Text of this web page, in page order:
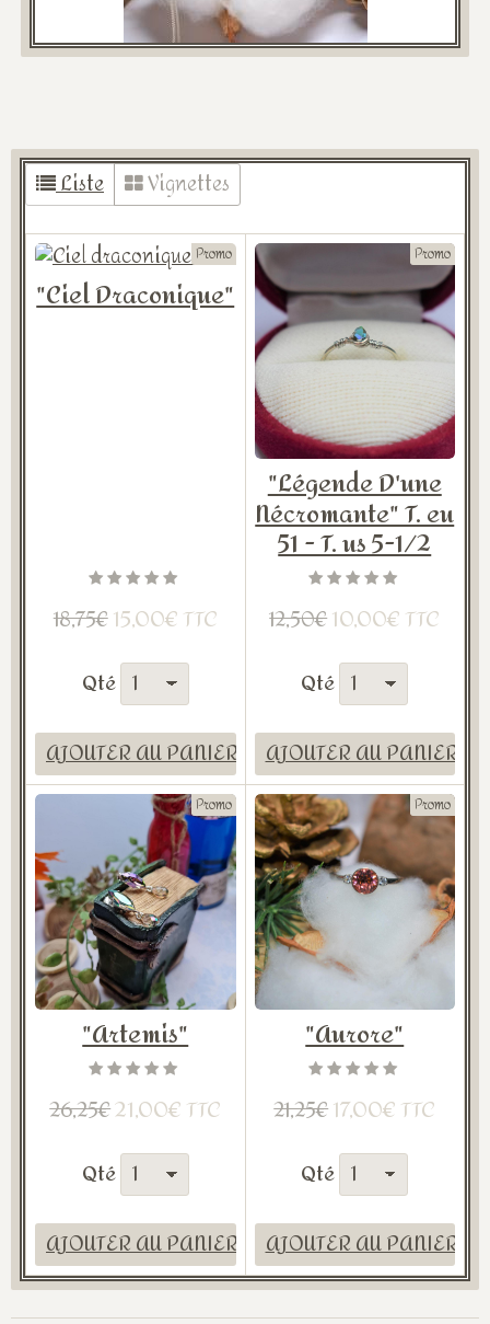
Liste Vignettes
Promo
"Ciel Draconique"
18,75€15,00€ TTC
Qté
AJOUTER AU PANIER
Promo
"Légende D'une
Nécromante" T. eu
51 - T. us 5-1/2
12,50€10,00€ TTC
Qté
AJOUTER AU PANIER
Promo
"Artemis"
26,25€21,00€ TTC
Qté
AJOUTER AU PANIER
Promo
"Aurore"
21,25€17,00€ TTC
Qté
AJOUTER AU PANIER